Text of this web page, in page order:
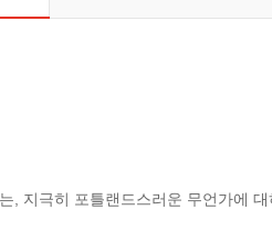
, 지극히 포틀랜드스러운 무언가에